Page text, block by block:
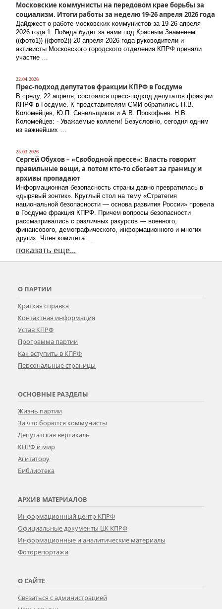
Московские коммунисты на передовом крае борьбы за
социализм. Итоги работы за неделю 19-26 апреля 2026 года
Дайджест о работе московских коммунистов за 19-26 апреля
2026 года 1. Победа будет за нами под Красным Знаменем
((фото1)) ((фото2)) 20 апреля 2026 года руководители и
активисты Московского городского отделения КПРФ приняли
участие …
22.04.2026
Прес-подход депутатов фракции КПРФ в Госдуме
В среду, 22 апреля, состоялся пресс-подход депутатов фракции
КПРФ в Госдуме. К представителям СМИ обратились Н.В.
Коломейцев, Ю.П. Синельщиков и А.В. Прокофьев. Н.В.
Коломейцев: - Уважаемые коллеги! Безусловно, сегодня одним
из важнейших …
25.03.2026
Сергей Обухов – «Свободной прессе»: Власть говорит
правильные вещи, а потом кто-то сбегает за границу и
архивы пропадают
Информационная безопасность страны давно превратилась в
«дырявый зонтик». Круглый стол на тему «Стратегия
национальной безопасности — основа развития России» провела
в Госдуме фракция КПРФ. Причем вопросы безопасности
рассматривались с различных ракурсов — военного,
финансового, демографического, информационного и многих
других. Член комитета …
показать еще...
О ПАРТИИ
Краткая справка
Контактная информация
Устав КПРФ
Программа партии
Как вступить в КПРФ
Персональные страницы
ОСНОВНЫЕ РАЗДЕЛЫ
Жизнь партии
За что борются коммунисты
Депутатская вертикаль
КПРФ и мир
Агитатору
Библиотека
АРХИВ МАТЕРИАЛОВ
Информационный центр КПРФ
Официальные документы ЦК КПРФ
Информационные и аналитические материалы
Фоторепортажи
О САЙТЕ
Связаться с администрацией